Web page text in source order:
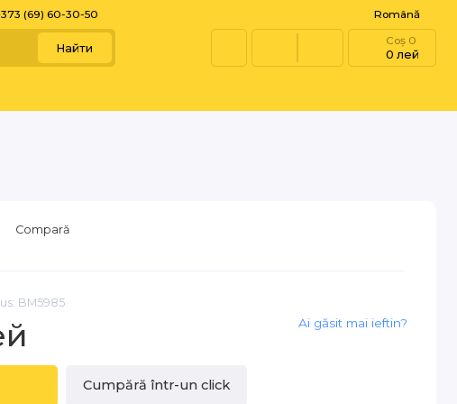
(69) 60-30-50 Română
Найти
Coș 0
0 лей
BM5985
Cumpără într-un click
Ai găsit mai ieftin?
Compară